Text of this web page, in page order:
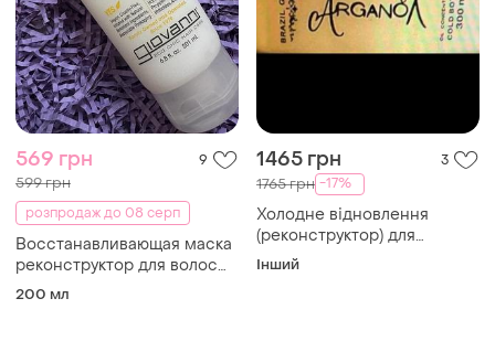
569 грн 9
599 грн
розпродаж до 08 серп
Восстанавливающая маска
реконструктор для волос
giovanni nutrafix hair
200 мл
1465 грн 3
1765 грн -17%
Холодне відновлення
(реконструктор) для
екстремального живлення
Інший